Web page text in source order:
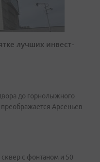
лучших инвест-
до горнолыжного
преображается Арсеньев
с фонтаном и 50